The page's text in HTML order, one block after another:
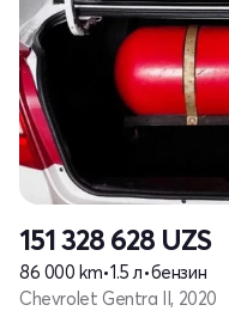
151 328 628 UZS
86 000 km•1.5 л•бензин
Chevrolet Gentra II, 2020